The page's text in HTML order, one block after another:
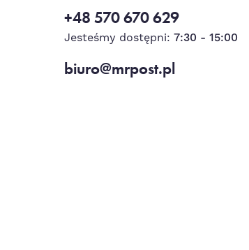
+48 570 670 629
Jesteśmy dostępni: 7:30 - 15:00
biuro@mrpost.pl